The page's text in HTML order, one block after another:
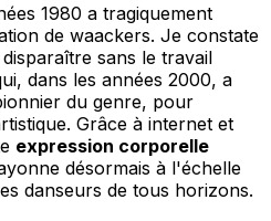
1980 a tragiquement
de waackers. Je constate
sans le travail
dans les années 2000, a
du genre, pour
Grâce à internet et
expression corporelle
désormais à l'échelle
danseurs de tous horizons.